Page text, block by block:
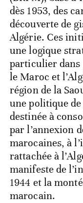
dès 1953, des
découverte de
Algérie. Ces
une logique
particulier dans
le Maroc et
région de la
une politique
destinée à
par l’annexion
marocaines, à
rattachée à
manifeste de
1944 et la
marocain.